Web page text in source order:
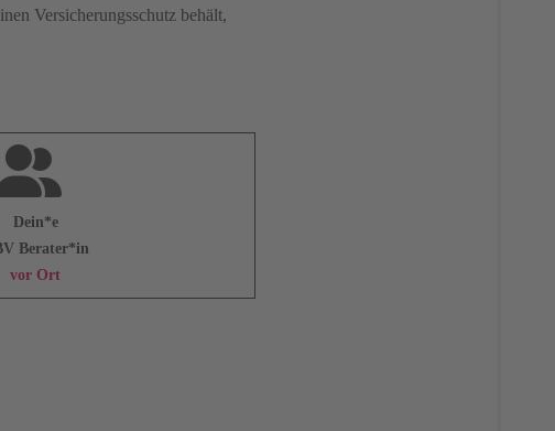
Versicherungsschutz behält,
Dein*e
Berater*in
vor Ort